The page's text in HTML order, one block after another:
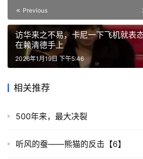
Previous
访华来之不易，卡尼一下飞机就表
在赖清德手上
2026年1月19日 下午5:46
相关推荐
500年来，最大决裂
听风的蚕——熊猫的反击【6】